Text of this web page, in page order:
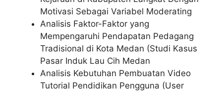
Motivasi Sebagai Variabel Moderating
Analisis Faktor-Faktor yang
Mempengaruhi Pendapatan Pedagang
Tradisional di Kota Medan (Studi Kasus
Pasar Induk Lau Cih Medan
Analisis Kebutuhan Pembuatan Video
Tutorial Pendidikan Pengguna (User